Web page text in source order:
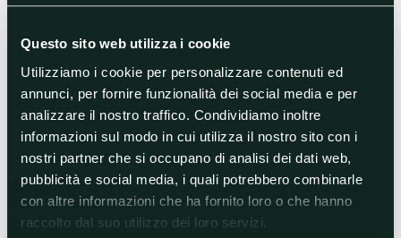
Questo sito web utilizza i cookie
Utilizziamo i cookie per personalizzare contenuti ed
annunci, per fornire funzionalità dei social media e per
analizzare il nostro traffico. Condividiamo inoltre
informazioni sul modo in cui utilizza il nostro sito con i
nostri partner che si occupano di analisi dei dati web,
pubblicità e social media, i quali potrebbero combinarle
con altre informazioni che ha fornito loro o che hanno
raccolto dal suo utilizzo dei loro servizi.
Appaiate in vetta al Gruppo H, volerebbero agli ottavi
Tennis